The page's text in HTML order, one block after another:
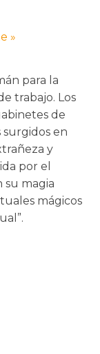
»
para la
trabajo. Los
de
surgidos en
y
por el
su magia
mágicos